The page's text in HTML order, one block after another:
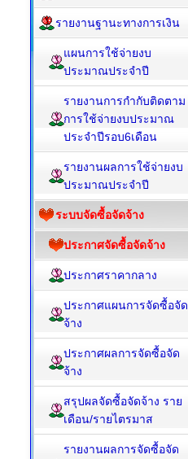
รายงานฐานะทางการเงิน
แผนการใช้จ่ายงบ
ประมาณประจำปี
รายงานการกำกับติดตาม
การใช้จ่ายงบประมาณ
ประจำปีรอบ6เดือน
รายงานผลการใช้จ่ายงบ
ประมาณประจำปี
ระบบจัดซื้อจัดจ้าง
ประกาศจัดซื้อจัดจ้าง
ประกาศราคากลาง
ประกาศแผนการจัดซื้อจัด
จ้าง
ประกาศผลการจัดซื้อจัด
จ้าง
สรุปผลจัดซื้อจัดจ้าง ราย
เดือน/รายไตรมาส
รายงานผลการจัดซื้อจัด